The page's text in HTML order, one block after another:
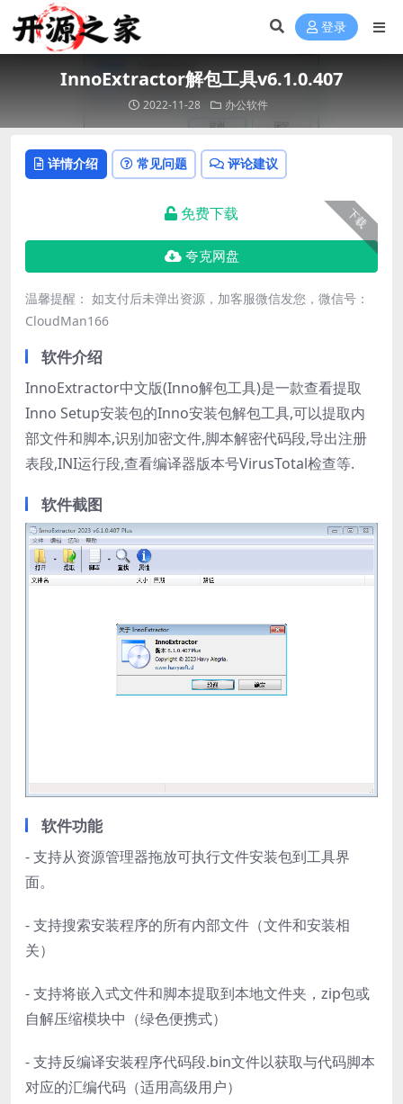
登录
InnoExtractor解包工具v6.1.0.407
2022-11-28 办公软件
详情介绍 常见问题 评论建议
下载
免费下载
夸克网盘
温馨提醒： 如支付后未弹出资源，加客服微信发您，微信号：
CloudMan166
软件介绍
InnoExtractor中文版(Inno解包工具)是一款查看提取
Inno Setup安装包的Inno安装包解包工具,可以提取内
部文件和脚本,识别加密文件,脚本解密代码段,导出注册
表段,INI运行段,查看编译器版本号VirusTotal检查等.
软件截图
软件功能
- 支持从资源管理器拖放可执行文件安装包到工具界
面。
- 支持搜索安装程序的所有内部文件（文件和安装相
关）
- 支持将嵌入式文件和脚本提取到本地文件夹，zip包或
自解压缩模块中（绿色便携式）
- 支持反编译安装程序代码段.bin文件以获取与代码脚本
对应的汇编代码（适用高级用户）